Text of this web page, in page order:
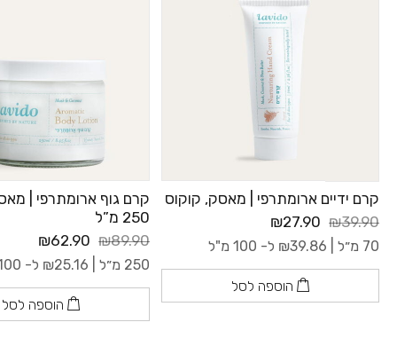
קרם ידיים ארומתרפי | מאסק, קוקוס
₪39.90
₪27.90
70 מ״ל | ₪39.86 ל- 100 מ"ל
הוספה לסל
קרם גוף ארומתרפי |
250 מ”ל
₪89.90
₪62.90
250 מ״ל | ₪25.16 ל- 100 מ"ל
הוספה לסל